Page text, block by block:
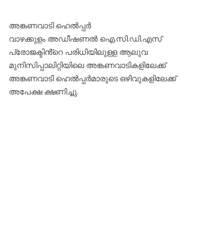
അങ്കണവാടി ഹെൽപ്പർ
വാഴക്കുളം അഡീഷണൽ ഐ.സി.ഡി.എസ്
പ്രോജക്ടിൻ്റെ പരിധിയിലുള്ള ആലുവ
മുനിസിപ്പാലിറ്റിയിലെ അങ്കണവാടികളിലേക്ക്
അങ്കണവാടി ഹെൽപ്പർമാരുടെ ഒഴിവുകളിലേക്ക്
അപേക്ഷ ക്ഷണിച്ചു.